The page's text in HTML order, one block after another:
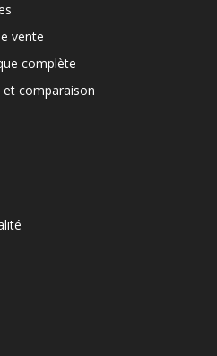
vente
complète
comparaison